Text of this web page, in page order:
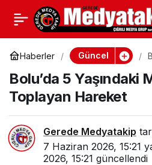
Haberler Güncel
Bolu’da 5 Yaşındaki
Toplayan Hareket
Gerede Medyatakip
7 Haziran 2026, 15:21
2026, 15:21 güncellendi
Gerede’den Çıktı 600
Noktada Satılıyor! Bir
Kez Tadan
Vazgeçemiyor